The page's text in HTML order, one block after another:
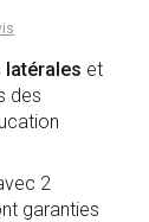
latérales et
des
2
garanties